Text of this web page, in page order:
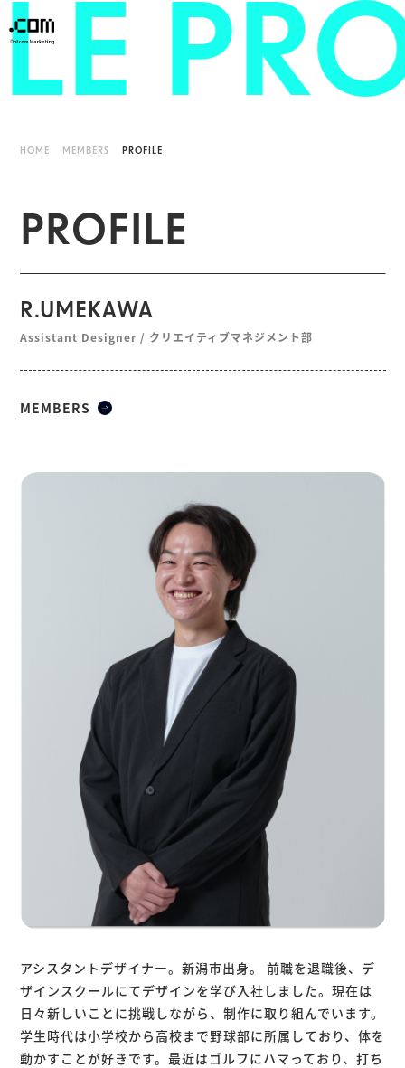
HOME MEMBERS PROFILE
PROFILE
MEMBERS
R.UMEKAWA
Assistant Designer / クリエイティブマネジメント部
アシスタントデザイナー。新潟市出身。 前職を退職後、デ
ザインスクールにてデザインを学び入社しました。現在は
日々新しいことに挑戦しながら、制作に取り組んでいます。
学生時代は小学校から高校まで野球部に所属しており、体を
動かすことが好きです。最近はゴルフにハマっており、打ち